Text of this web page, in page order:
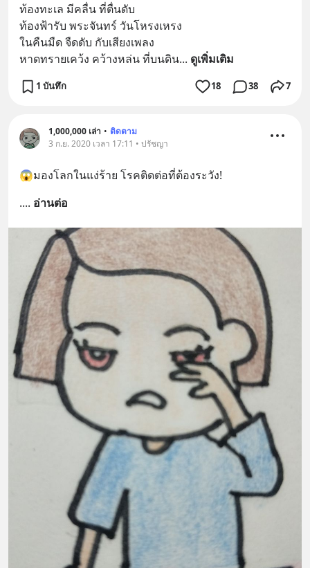
ท้องทะเล มีคลื่น ที่ตื่นดับ
ท้องฟ้ารับ พระจันทร์ วันโหรงเหรง
ในคืนมืด จืดดับ กับเสียงเพลง
หาดทรายเคว้ง คว้างหล่น ที่บนดิน... ดูเพิ่มเติม
1 บันทึก 18 38 7
1,000,000 เล่า • ติดตาม
3 ก.ย. 2020 เวลา 17:11 • ปรัชญา
😱มองโลกในแง่ร้าย โรคติดต่อที่ต้องระวัง!
.... อ่านต่อ